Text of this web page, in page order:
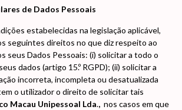
de Dados Pessoais
estabelecidas na legislação aplicável,
seguintes direitos no que diz respeito ao
seus Dados Pessoais: (i) solicitar a todo o
dados (artigo 15.º RGPD); (ii) solicitar a
incorreta, incompleta ou desatualizada
o utilizador o direito de solicitar tais
Macau Unipessoal Lda., nos casos em que